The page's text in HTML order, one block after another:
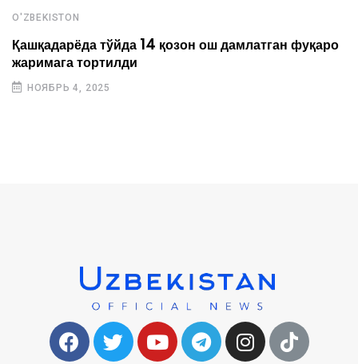
O'ZBEKISTON
Қашқадарёда тўйда 14 қозон ош дамлатган фуқаро
жаримага тортилди
НОЯБРЬ 4, 2025